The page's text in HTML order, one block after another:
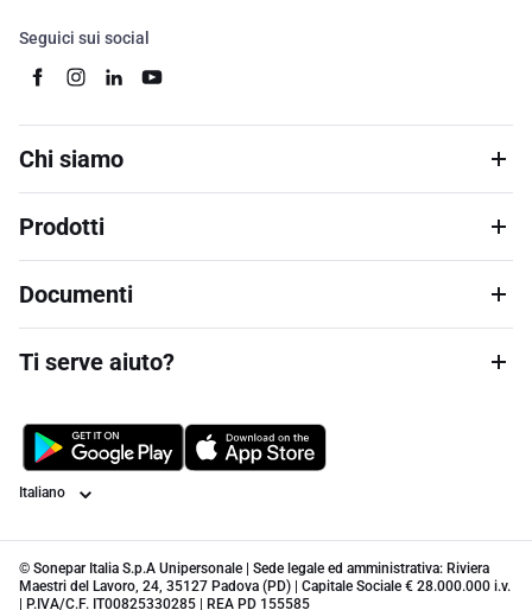
Seguici sui social
Chi siamo
Prodotti
Documenti
Ti serve aiuto?
Lingua
© Sonepar Italia S.p.A Unipersonale | Sede legale ed amministrativa: Riviera
Maestri del Lavoro, 24, 35127 Padova (PD) | Capitale Sociale € 28.000.000 i.v.
| P.IVA/C.F. IT00825330285 | REA PD 155585